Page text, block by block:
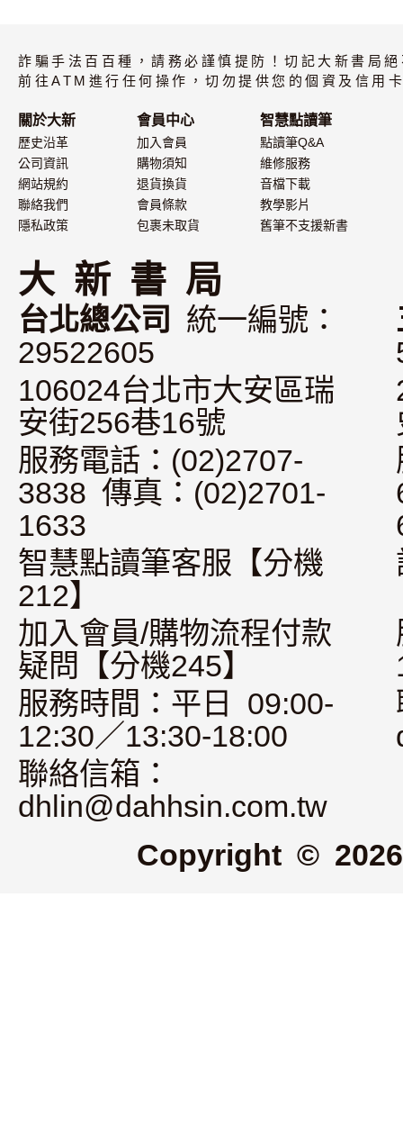
電版)
詐騙手法百百種，請務必謹慎提防！切記大新書局
前往ATM進行任何操作，切勿提供您的個資及信用
關於大新
歷史沿革
公司資訊
網站規約
聯絡我們
隱私政策
會員中心
加入會員
購物須知
退貨換貨
會員條款
包裹未取貨
智慧點讀筆
點讀筆Q&A
維修服務
音檔下載
教學影片
舊筆不支援新書
大 新 書 局
台北總公司
統一編號：
29522605
106024台北市大安區瑞
安街256巷16號
服務電話：(02)2707-
3838 傳真：(02)2701-
1633
智慧點讀筆客服【分機
212】
加入會員/購物流程付款
疑問【分機245】
服務時間：平日 09:00-
12:30／13:30-18:00
聯絡信箱：
dhlin@dahhsin.com.tw
Copyright ©